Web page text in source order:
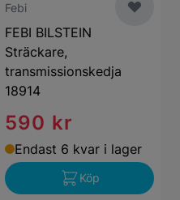
Febi
FEBI BILSTEIN
Sträckare,
transmissionskedja
18914
590 kr
Endast 6 kvar i lager
Köp